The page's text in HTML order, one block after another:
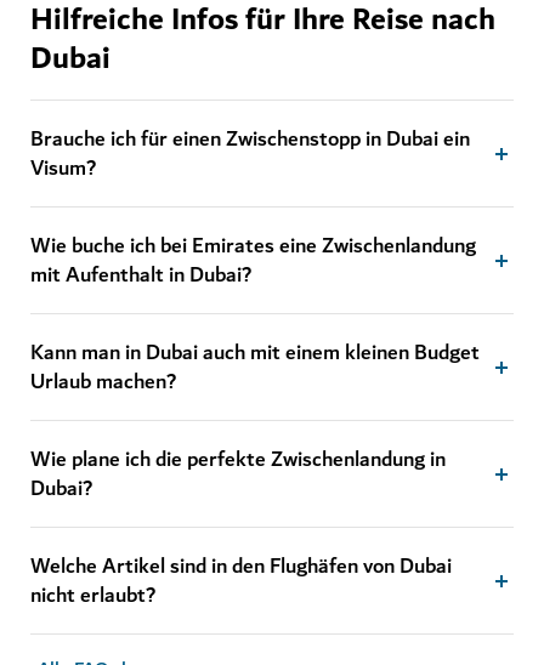
Hilfreiche Infos für Ihre Reise nach
Dubai
Brauche ich für einen Zwischenstopp in Dubai ein
Visum?
Wie buche ich bei Emirates eine Zwischenlandung
mit Aufenthalt in Dubai?
Kann man in Dubai auch mit einem kleinen Budget
Urlaub machen?
Wie plane ich die perfekte Zwischenlandung in
Dubai?
Welche Artikel sind in den Flughäfen von Dubai
nicht erlaubt?